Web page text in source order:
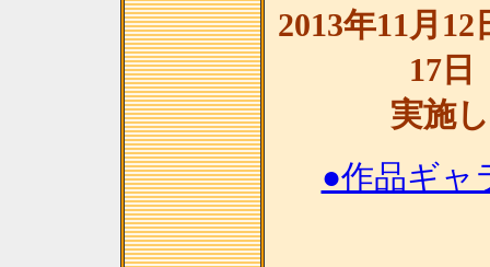
2013年11月
17日
実施
●作品ギャ